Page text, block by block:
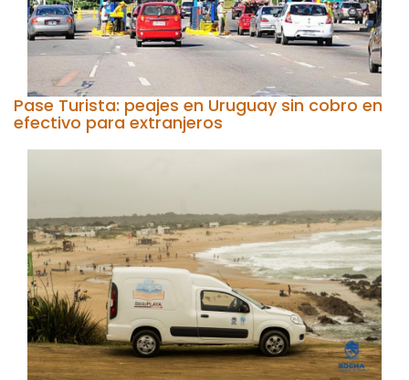
Pase Turista: peajes en Uruguay sin cobro en
efectivo para extranjeros